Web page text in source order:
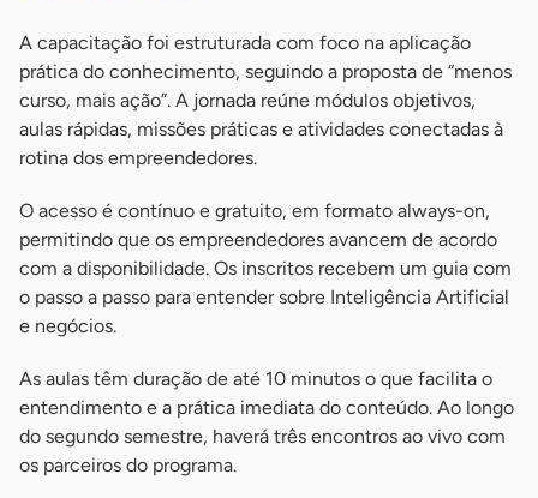
A capacitação foi estruturada com foco na aplicação
prática do conhecimento, seguindo a proposta de “menos
curso, mais ação”. A jornada reúne módulos objetivos,
aulas rápidas, missões práticas e atividades conectadas à
rotina dos empreendedores.
O acesso é contínuo e gratuito, em formato always-on,
permitindo que os empreendedores avancem de acordo
com a disponibilidade. Os inscritos recebem um guia com
o passo a passo para entender sobre Inteligência Artificial
e negócios.
As aulas têm duração de até 10 minutos o que facilita o
entendimento e a prática imediata do conteúdo. Ao longo
do segundo semestre, haverá três encontros ao vivo com
os parceiros do programa.